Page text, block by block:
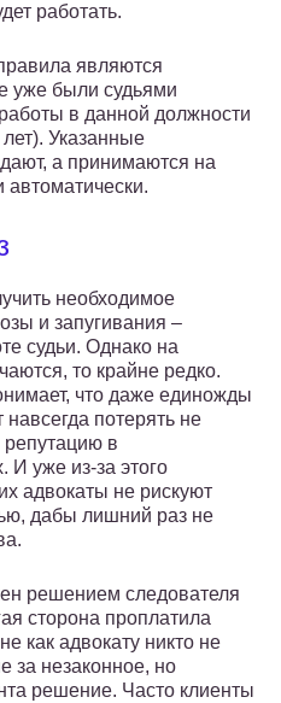
работать.
являются
уже были судьями
в данной должности
Указанные
а принимаются на
автоматически.
необходимое
и запугивания –
судьи. Однако на
то крайне редко.
что даже единожды
потерять не
репутацию в
И уже из-за этого
адвокаты не рискуют
дабы лишний раз не
решением следователя
сторона проплатила
как адвокату никто не
за незаконное, но
решение. Часто клиенты